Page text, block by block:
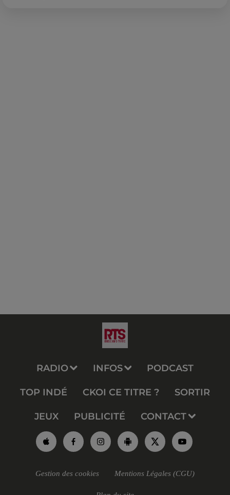
RADIO INFOS PODCAST
TOP INDÉ CKOI CE TITRE ? SORTIR
JEUX PUBLICITÉ CONTACT
Gestion des cookies Mentions Légales (CGU)